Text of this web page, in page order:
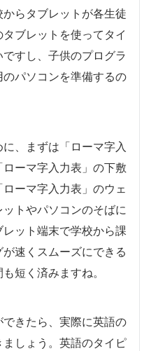
らタブレットが各生徒
ブレットを使ってタイ
すし、子供のプログラ
パソコンを準備するの
、まずは「ローマ字入
ーマ字入力表」の下敷
ーマ字入力表」のウェ
トやパソコンのそばに
ット端末で学校から課
速くスムーズにできる
短く済みますね。
できたら、実際に英語の
しょう。英語のタイピ